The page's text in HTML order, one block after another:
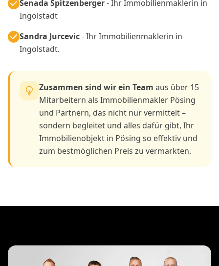
Senada Spitzenberger- Ihr Immobilienmaklerin in
Ingolstadt
Sandra Jurcevic- Ihr Immobilienmaklerin in
Ingolstadt.
Zusammen sind wir ein Team aus über 15
Mitarbeitern als Immobilienmakler Pösing
und Partnern, das nicht nur vermittelt –
sondern begleitet und alles dafür gibt, Ihr
Immobilienobjekt in Pösing so effektiv und
zum bestmöglichen Preis zu vermarkten.